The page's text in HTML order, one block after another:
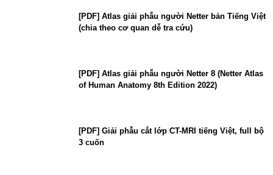
[PDF] Atlas giải phẫu người Netter bản Tiếng Việt
(chia theo cơ quan dễ tra cứu)
[PDF] Atlas giải phẫu người Netter 8 (Netter Atlas
of Human Anatomy 8th Edition 2022)
[PDF] Giải phẫu cắt lớp CT-MRI tiếng Việt, full bộ
3 cuốn